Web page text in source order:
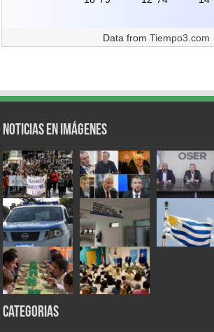
Data fromTiempo3.com
Noticias en Imágenes
Categorias